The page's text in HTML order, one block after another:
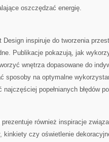
oszczędzać energię.
Design inspiruje do tworzenia
Publikacje pokazują, jak
wnętrza dopasowane do
sposoby na optymalne
najczęściej popełnianych błędów
prezentuje również inspiracje
kinkiety czy oświetlenie